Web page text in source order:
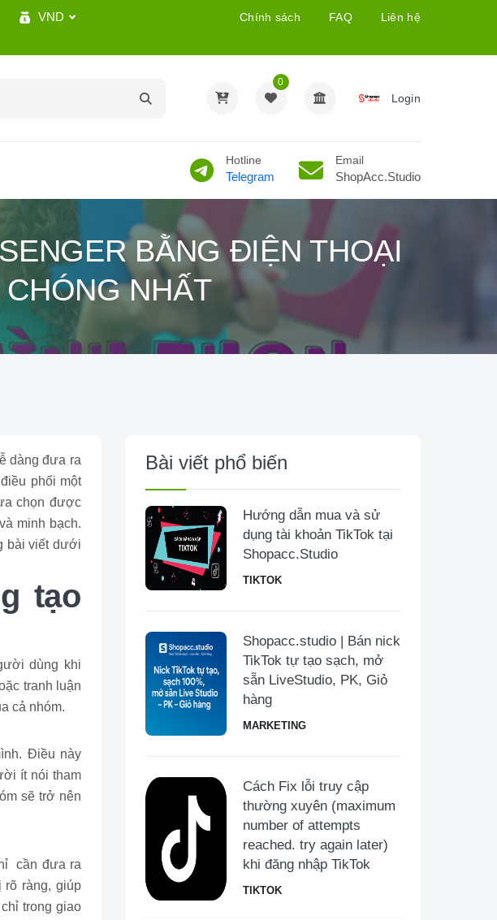
VND Chính sách FAQ Liên hệ
0
Login
Hotline
Telegram
Email
ShopAcc.Studio
BẰNG ĐIỆN THOẠI
NHẤT
dàng đưa ra
phối một
chọn được
minh bạch.
bài viết dưới
tạo
dùng khi
tranh luận
cả nhóm.
Điều này
ít nói tham
sẽ trở nên
cần đưa ra
rõ ràng, giúp
trong giao
Bài viết phổ biến
Hướng dẫn mua và sử
dụng tài khoản TikTok tại
Shopacc.Studio
TIKTOK
Shopacc.studio | Bán nick
TikTok tự tạo sạch, mở
sẵn LiveStudio, PK, Giỏ
hàng
MARKETING
Cách Fix lỗi truy cập
thường xuyên (maximum
number of attempts
reached. try again later)
khi đăng nhập TikTok
TIKTOK